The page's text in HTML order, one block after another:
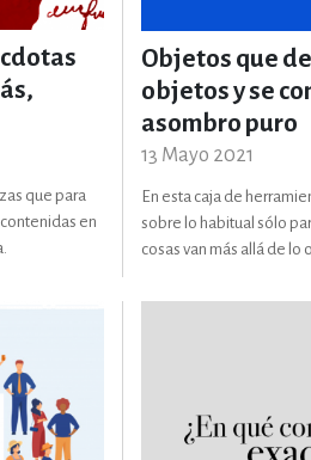
ANIMADOS
que para
en
Objetos que
objetos y se
asombro puro
13 Mayo 2021
En esta caja de
sobre lo habitual sólo
cosas van más allá de lo